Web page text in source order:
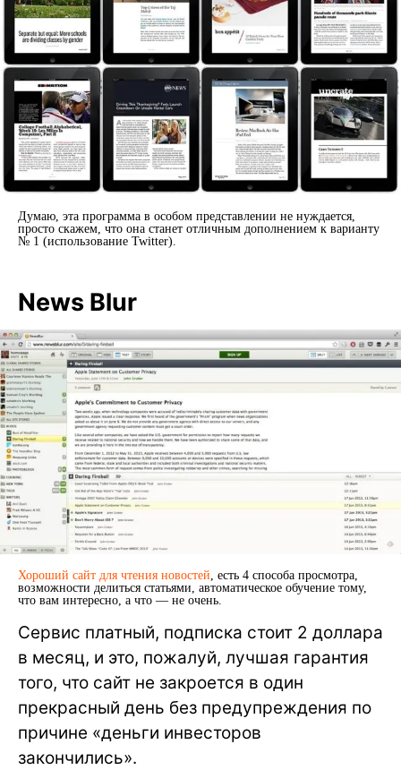
Думаю, эта программа в особом представлении не нуждается,
просто скажем, что она станет отличным дополнением к варианту
№ 1 (использование Twitter).
News Blur
Хороший сайт для чтения новостей, есть 4 способа просмотра,
возможности делиться статьями, автоматическое обучение тому,
что вам интересно, а что — не очень.
Сервис платный, подписка стоит 2 доллара
в месяц, и это, пожалуй, лучшая гарантия
того, что сайт не закроется в один
прекрасный день без предупреждения по
причине «деньги инвесторов
закончились».